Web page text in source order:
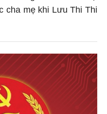
cha mẹ khi Lưu Thi Thi